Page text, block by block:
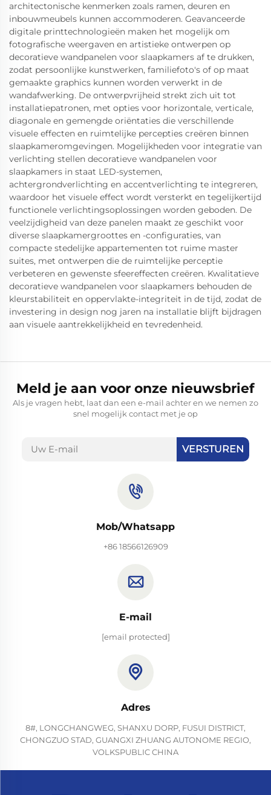
architectonische kenmerken zoals ramen, deuren en
inbouwmeubels kunnen accommoderen. Geavanceerde
digitale printtechnologieën maken het mogelijk om
fotografische weergaven en artistieke ontwerpen op
decoratieve wandpanelen voor slaapkamers af te drukken,
zodat persoonlijke kunstwerken, familiefoto's of op maat
gemaakte graphics kunnen worden verwerkt in de
wandafwerking. De ontwerpvrijheid strekt zich uit tot
installatiepatronen, met opties voor horizontale, verticale,
diagonale en gemengde oriëntaties die verschillende
visuele effecten en ruimtelijke percepties creëren binnen
slaapkameromgevingen. Mogelijkheden voor integratie van
verlichting stellen decoratieve wandpanelen voor
slaapkamers in staat LED-systemen,
achtergrondverlichting en accentverlichting te integreren,
waardoor het visuele effect wordt versterkt en tegelijkertijd
functionele verlichtingsoplossingen worden geboden. De
veelzijdigheid van deze panelen maakt ze geschikt voor
diverse slaapkamergroottes en -configuraties, van
compacte stedelijke appartementen tot ruime master
suites, met ontwerpen die de ruimtelijke perceptie
verbeteren en gewenste sfeereffecten creëren. Kwalitatieve
decoratieve wandpanelen voor slaapkamers behouden de
kleurstabiliteit en oppervlakte-integriteit in de tijd, zodat de
investering in design nog jaren na installatie blijft bijdragen
aan visuele aantrekkelijkheid en tevredenheid.
Meld je aan voor onze nieuwsbrief
Als je vragen hebt, laat dan een e-mail achter en we nemen zo
snel mogelijk contact met je op
VERSTUREN
Mob/Whatsapp
+86 18566126909
E-mail
[email protected]
Adres
8#, LONGCHANGWEG, SHANXU DORP, FUSUI DISTRICT,
CHONGZUO STAD, GUANGXI ZHUANG AUTONOME REGIO,
VOLKSPUBLIC CHINA